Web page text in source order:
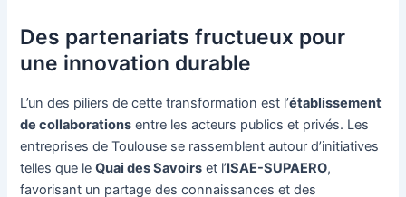
Des partenariats fructueux pour
une innovation durable
L’un des piliers de cette transformation est l’établissement
de collaborations entre les acteurs publics et privés. Les
entreprises de Toulouse se rassemblent autour d’initiatives
telles que leQuai des Savoirs et l’ISAE-SUPAERO,
favorisant un partage des connaissances et des